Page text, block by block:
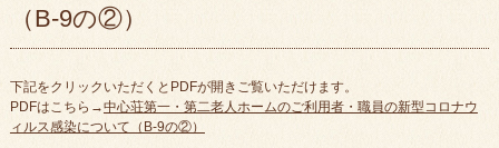
（B-9の②）
下記をクリックいただくとPDFが開きご覧いただけます。
PDFはこちら→中心荘第一・第二老人ホームのご利用者・職員の新型コロナウ
ィルス感染について（B-9の②）